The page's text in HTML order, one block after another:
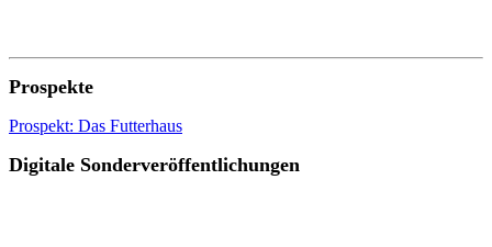
Prospekte
Prospekt: Das Futterhaus
Digitale Sonderveröffentlichungen